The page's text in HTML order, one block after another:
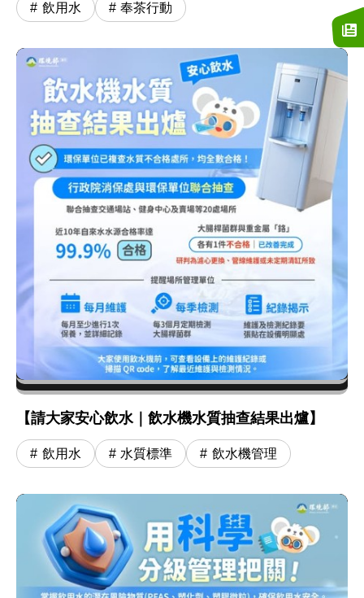
飲用水 奉茶行動
【請大家安心飲水｜飲水機水質抽查結果出爐】
飲用水 水質標準 飲水機管理